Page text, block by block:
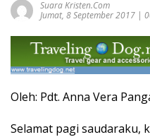
Suara Kristen.com
Jumat, 8 September 2017 |
Oleh: Pdt. Anna Vera
Selamat pagi saudaraku,